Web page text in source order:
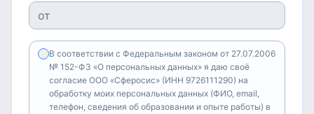
В соответствии с Федеральным законом от 27.07.2006
№ 152-ФЗ «О персональных данных» я даю своё
согласие ООО «Сферосис» (ИНН 9726111290) на
обработку моих персональных данных (ФИО, email,
телефон, сведения об образовании и опыте работы) в